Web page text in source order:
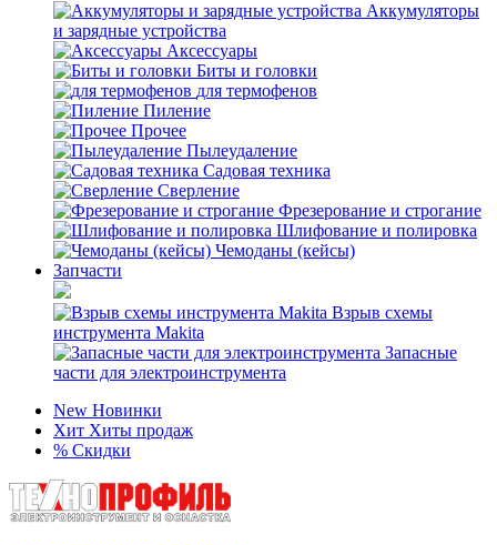
Аккумуляторы
и зарядные устройства
Аксессуары
Биты и головки
для термофенов
Пиление
Прочее
Пылеудаление
Садовая техника
Сверление
Фрезерование и строгание
Шлифование и полировка
Чемоданы (кейсы)
Запчасти
Взрыв схемы
инструмента Makita
Запасные
части для электроинструмента
New Новинки
Хит Хиты продаж
% Скидки